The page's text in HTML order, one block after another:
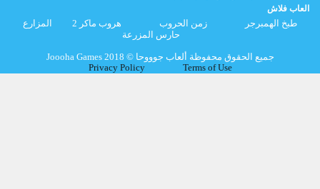
العاب فلاش
طبخ الهمبرجر
زمن الحروب هروب ماكر 2
المزارع
حارس المزرعة
Joooha Games جميع الحقوق محفوظة ألعاب جوووحا © 2018
Privacy Policy
Terms of Use